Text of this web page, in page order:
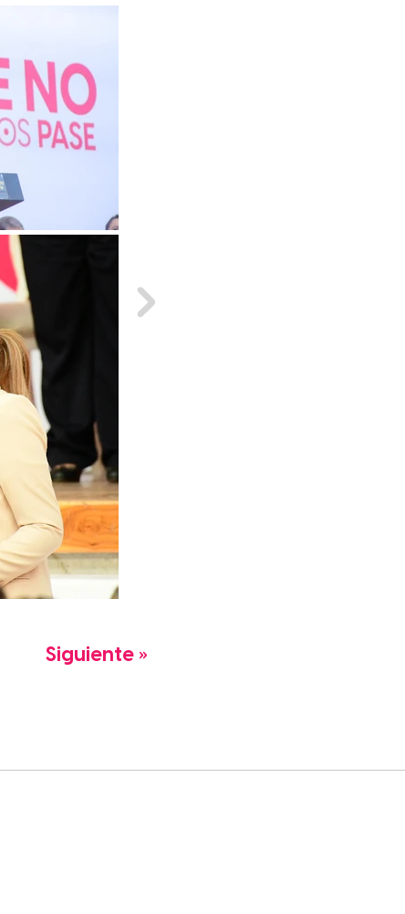
Siguiente »